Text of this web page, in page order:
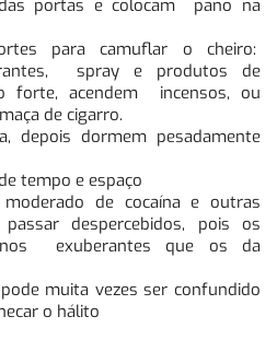
portas e colocam pano na
para camuflar o cheiro:
spray e produtos de
forte, acendem incensos, ou
de cigarro.
depois dormem pesadamente
tempo e espaço
de cocaína e outras
despercebidos, pois os
exuberantes que os da
muita vezes ser confundido
o hálito